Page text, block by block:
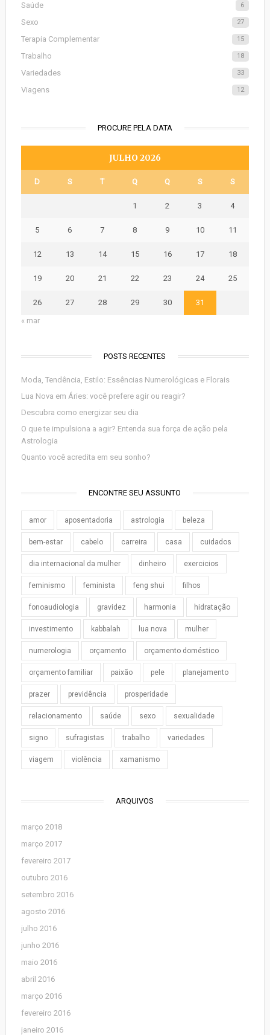
Saúde 6
Sexo 27
Terapia Complementar 15
Trabalho 18
Variedades 33
Viagens 12
PROCURE PELA DATA
JULHO 2026
D S T Q Q S S
1 2 3 4
5 6 7 8 9 10 11
12 13 14 15 16 17 18
19 20 21 22 23 24 25
26 27 28 29 30
31
« mar
POSTS RECENTES
Moda, Tendência, Estilo: Essências Numerológicas e Florais
Lua Nova em Áries: você prefere agir ou reagir?
Descubra como energizar seu dia
O que te impulsiona a agir? Entenda sua força de ação pela
Astrologia
Quanto você acredita em seu sonho?
ENCONTRE SEU ASSUNTO
amor aposentadoria astrologia beleza
bem-estar cabelo carreira casa cuidados
dia internacional da mulher dinheiro exercicios
feminismo feminista feng shui filhos
fonoaudiologia gravidez harmonia hidratação
investimento kabbalah lua nova mulher
numerologia orçamento orçamento doméstico
orçamento familiar paixão pele planejamento
prazer previdência prosperidade
relacionamento saúde sexo sexualidade
signo sufragistas trabalho variedades
viagem violência xamanismo
ARQUIVOS
março 2018
março 2017
fevereiro 2017
outubro 2016
setembro 2016
agosto 2016
julho 2016
junho 2016
maio 2016
abril 2016
março 2016
fevereiro 2016
janeiro 2016